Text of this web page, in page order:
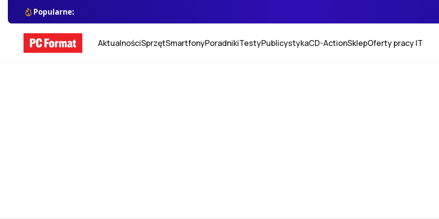
Popularne:
AktualnościSprzętSmartfonyPoradnikiTestyPublicystykaCD-ActionSklepOferty pracy IT